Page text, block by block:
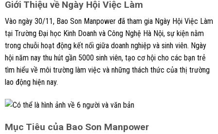
Giới Thiệu về Ngày Hội Việc Làm
Vào ngày 30/11, Bao Son Manpower đã tham gia Ngày Hội Việc Làm
tại Trường Đại học Kinh Doanh và Công Nghệ Hà Nội, sự kiện nằm
trong chuỗi hoạt động kết nối giữa doanh nghiệp và sinh viên. Ngày
hội năm nay thu hút gần 5000 sinh viên, tạo cơ hội cho các bạn trẻ
tìm hiểu về môi trường làm việc và những thách thức của thị trường
lao động hiện nay.
Mục Tiêu của Bao Son Manpower